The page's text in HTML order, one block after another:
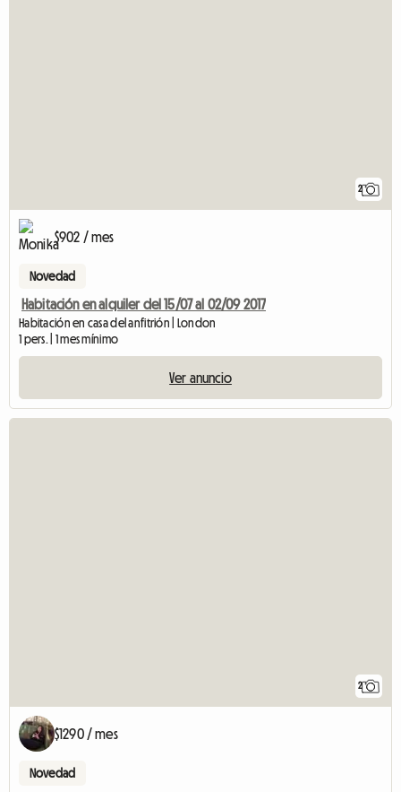
2
$902 / mes
Novedad
Habitación en alquiler del 15/07 al 02/09 2017
Habitación en casa del anfitrión | London
1 pers. | 1 mes mínimo
Ver anuncio
2
$1290 / mes
Novedad